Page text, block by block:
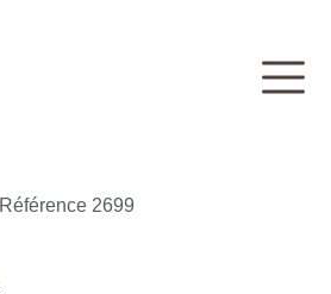
Référence 2699